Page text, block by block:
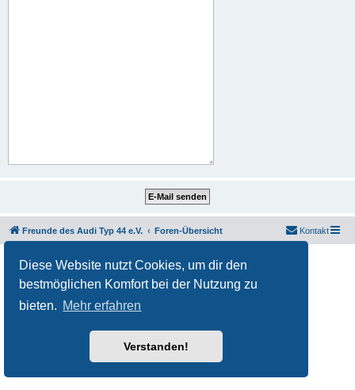
Diese Website nutzt Cookies, um dir den
bestmöglichen Komfort bei der Nutzung zu
bieten. Mehr erfahren
Verstanden!
Freunde des Audi Typ 44 e.V. Foren-Übersicht Kontakt
Powered by phpBB
® Forum Software © phpBB Limited
Deutsche Übersetzung durch
Datenschutz|Nutzungsbedingungen